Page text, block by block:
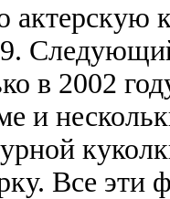
в 2002
и
Все